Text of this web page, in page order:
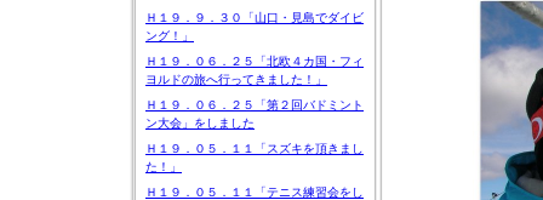
Ｈ１９．９．３０「山口・見島でダイビ
ング！」
Ｈ１９．０６．２５「北欧４カ国・フィ
ヨルドの旅へ行ってきました！」
Ｈ１９．０６．２５「第２回バドミント
ン大会」をしました
Ｈ１９．０５．１１「スズキを頂きまし
た！」
Ｈ１９．０５．１１「テニス練習会をし